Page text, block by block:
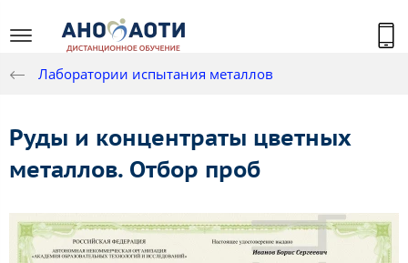
Лаборатории испытания металлов
Руды и концентраты цветных
металлов. Отбор проб